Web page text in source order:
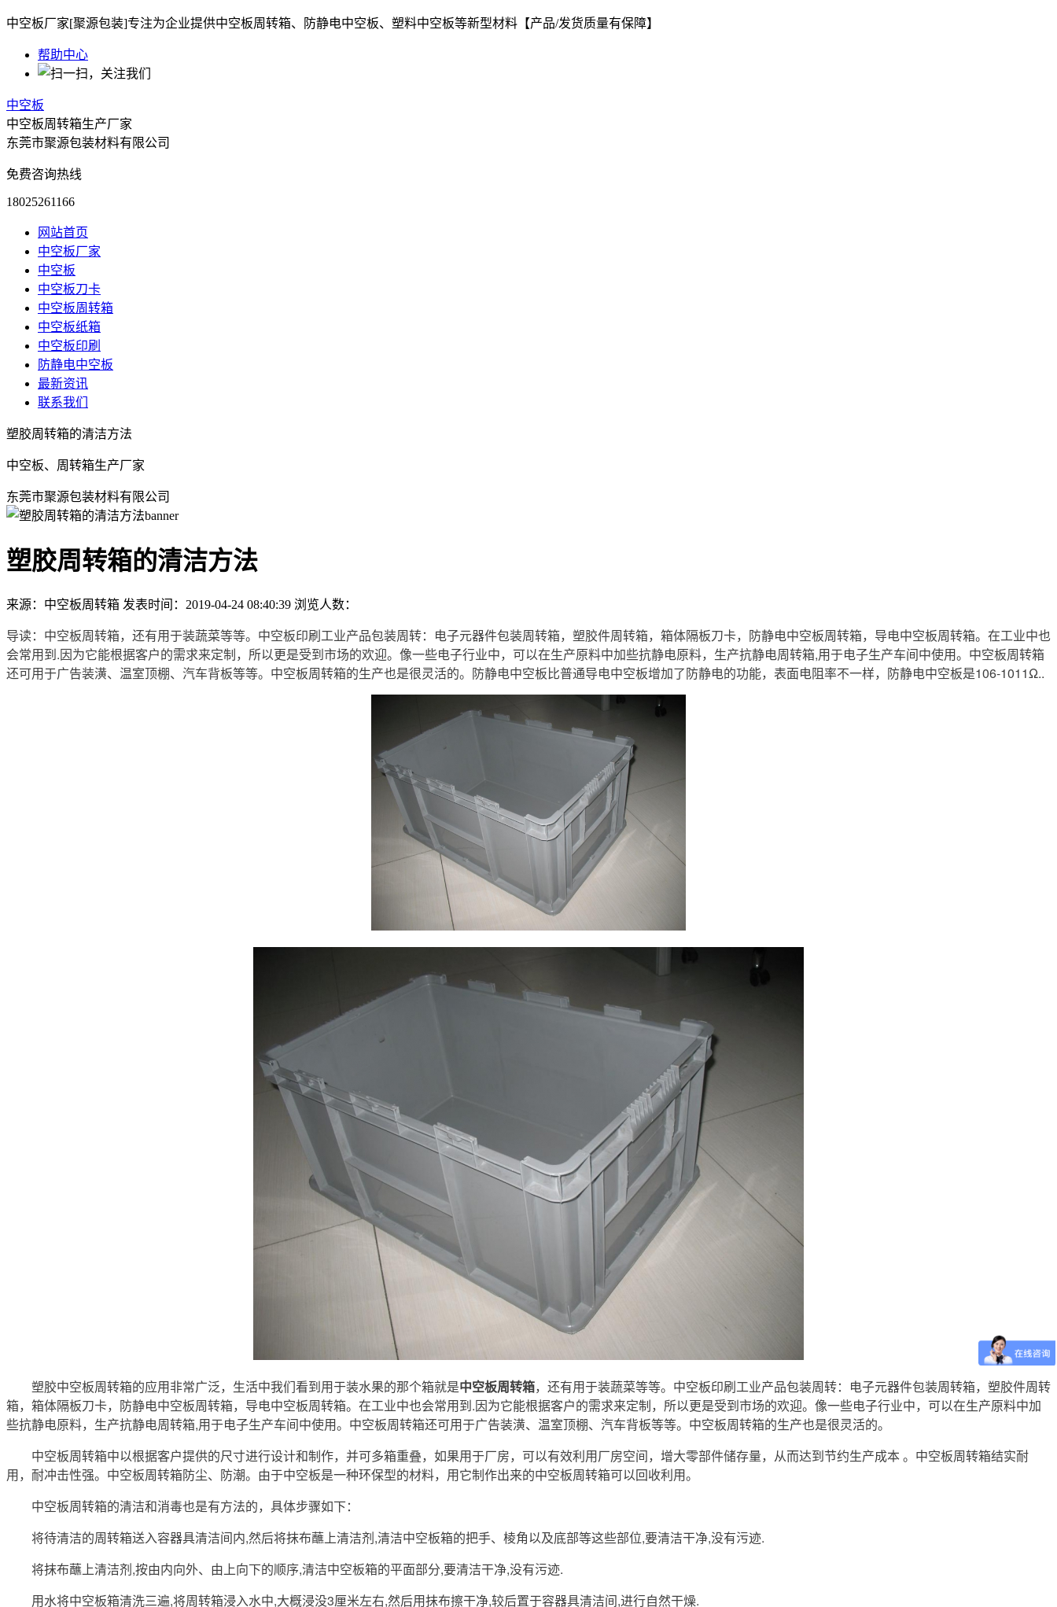
中空板厂家[聚源包装]专注为企业提供中空板周转箱、防静电中空板、塑料中空板等新型材料【产品/发货质量有保障】
帮助中心
中空板
中空板周转箱生产厂家
东莞市聚源包装材料有限公司
免费咨询热线
18025261166
网站首页
中空板厂家
中空板
中空板刀卡
中空板周转箱
中空板纸箱
中空板印刷
防静电中空板
最新资讯
联系我们
塑胶周转箱的清洁方法
中空板、周转箱生产厂家
东莞市聚源包装材料有限公司
塑胶周转箱的清洁方法
来源：中空板周转箱 发表时间：2019-04-24 08:40:39 浏览人数：
导读：中空板周转箱，还有用于装蔬菜等等。中空板印刷工业产品包装周转：电子元器件包装周转箱，塑胶件周转箱，箱体隔板刀卡，防静电中空板周转箱，导电中空板周转箱。在工业中也
会常用到.因为它能根据客户的需求来定制，所以更是受到市场的欢迎。像一些电子行业中，可以在生产原料中加些抗静电原料，生产抗静电周转箱,用于电子生产车间中使用。中空板周转箱
还可用于广告装潢、温室顶棚、汽车背板等等。中空板周转箱的生产也是很灵活的。防静电中空板比普通导电中空板增加了防静电的功能，表面电阻率不一样，防静电中空板是106-1011Ω..
塑胶中空板周转箱的应用非常广泛，生活中我们看到用于装水果的那个箱就是中空板周转箱，还有用于装蔬菜等等。中空板印刷工业产品包装周转：电子元器件包装周转箱，塑胶件周转
箱，箱体隔板刀卡，防静电中空板周转箱，导电中空板周转箱。在工业中也会常用到.因为它能根据客户的需求来定制，所以更是受到市场的欢迎。像一些电子行业中，可以在生产原料中加
些抗静电原料，生产抗静电周转箱,用于电子生产车间中使用。中空板周转箱还可用于广告装潢、温室顶棚、汽车背板等等。中空板周转箱的生产也是很灵活的。
中空板周转箱中以根据客户提供的尺寸进行设计和制作，并可多箱重叠，如果用于厂房，可以有效利用厂房空间，增大零部件储存量，从而达到节约生产成本 。中空板周转箱结实耐
用，耐冲击性强。中空板周转箱防尘、防潮。由于中空板是一种环保型的材料，用它制作出来的中空板周转箱可以回收利用。
中空板周转箱的清洁和消毒也是有方法的，具体步骤如下：
将待清洁的周转箱送入容器具清洁间内,然后将抹布蘸上清洁剂,清洁中空板箱的把手、棱角以及底部等这些部位,要清洁干净,没有污迹.
将抹布蘸上清洁剂,按由内向外、由上向下的顺序,清洁中空板箱的平面部分,要清洁干净,没有污迹.
用水将中空板箱清洗三遍,将周转箱浸入水中,大概浸没3厘米左右,然后用抹布擦干净,较后置于容器具清洁间,进行自然干燥.